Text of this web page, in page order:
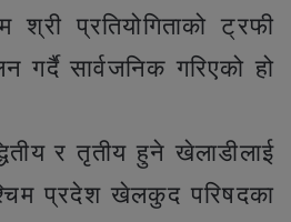
श्री प्रतियोगिताको ट्रफी
सार्वजनिक गरिएको हो
र तृतीय हुने खेलाडीलाई
प्रदेश खेलकुद परिषदका